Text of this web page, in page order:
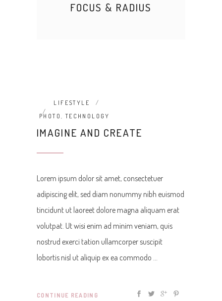
FOCUS & RADIUS
LIFESTYLE
PHOTO , TECHNOLOGY
IMAGINE AND CREATE
Lorem ipsum dolor sit amet, consectetuer
adipiscing elit, sed diam nonummy nibh euismod
tincidunt ut laoreet dolore magna aliquam erat
volutpat. Ut wisi enim ad minim veniam, quis
nostrud exerci tation ullamcorper suscipit
lobortis nisl ut aliquip ex ea commodo
CONTINUE READING